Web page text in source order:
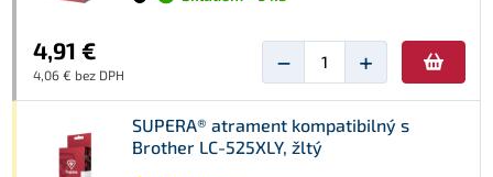
4,91 €
4,06 € bez DPH − +
SUPERA® atrament kompatibilný s
Brother LC-525XLY, žltý